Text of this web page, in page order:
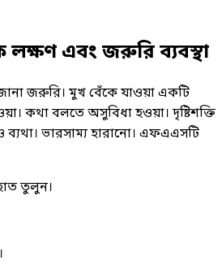
লক্ষণ এবং জরুরি ব্যবস্থা
জরুরি। মুখ বেঁকে যাওয়া একটি
কথা বলতে অসুবিধা হওয়া। দৃষ্টিশক্তি
ব্যথা। ভারসাম্য হারানো। এফএএসটি
তুলুন।